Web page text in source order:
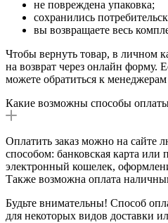
не повреждена упаковка;
сохранились
вы возвращаете весь
Чтобы вернуть товар, в личном
на возврат через онлайн форму.
можете обратиться к менеджерам
Какие возможны способы
Оплатить заказ можно на сайте
способом: банковская карта или
электронный кошелек,
Также возможна оплата
Будьте внимательны! Способ
для некоторых видов доставки